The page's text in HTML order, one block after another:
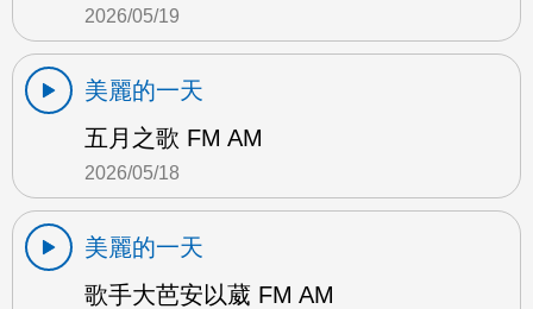
2026/05/19
美麗的一天
五月之歌 FM AM
2026/05/18
美麗的一天
歌手大芭安以葳 FM AM